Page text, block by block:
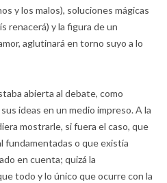
y los malos), soluciones mágicas
renacerá) y la figura de un
aglutinará en torno suyo a lo
abierta al debate, como
ideas en un medio impreso. A la
mostrarle, si fuera el caso, que
fundamentadas o que existía
en cuenta; quizá la
todo y lo único que ocurre con la